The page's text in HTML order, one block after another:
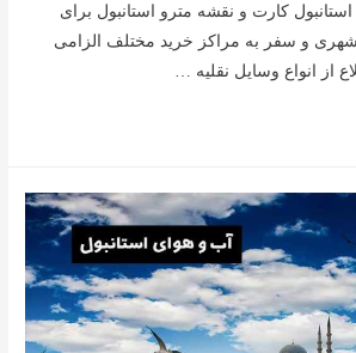
کارت و نقشه مترو استانبول برای
و سفر به مراکز خرید مختلف الزامی
از انواع وسایل نقلیه …